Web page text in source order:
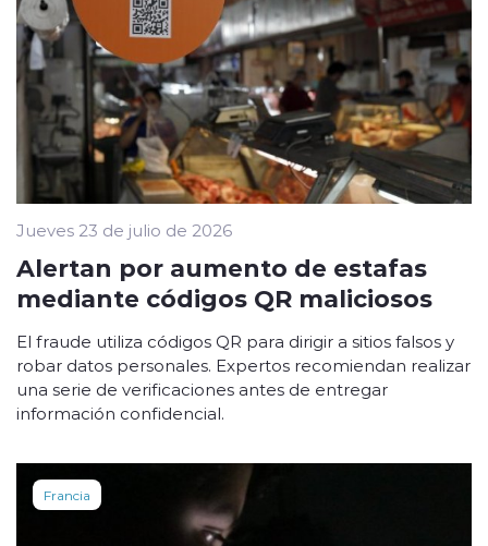
Jueves 23 de julio de 2026
Alertan por aumento de estafas
mediante códigos QR maliciosos
El fraude utiliza códigos QR para dirigir a sitios falsos y
robar datos personales. Expertos recomiendan realizar
una serie de verificaciones antes de entregar
información confidencial.
Francia